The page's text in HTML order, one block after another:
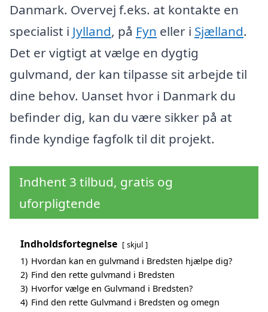
Danmark. Overvej f.eks. at kontakte en
specialist i Jylland, på Fyn eller i Sjælland.
Det er vigtigt at vælge en dygtig
gulvmand, der kan tilpasse sit arbejde til
dine behov. Uanset hvor i Danmark du
befinder dig, kan du være sikker på at
finde kyndige fagfolk til dit projekt.
Indhent 3 tilbud, gratis og
uforpligtende
Indholdsfortegnelse skjul
1) Hvordan kan en gulvmand i Bredsten hjælpe dig?
2) Find den rette gulvmand i Bredsten
3) Hvorfor vælge en Gulvmand i Bredsten?
4) Find den rette Gulvmand i Bredsten og omegn